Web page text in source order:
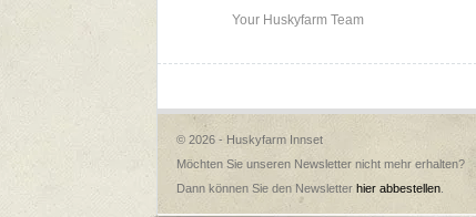
Your Huskyfarm Team
© 2026 - Huskyfarm Innset
Möchten Sie unseren Newsletter nicht mehr erhalten?
Dann können Sie den Newsletter hier abbestellen